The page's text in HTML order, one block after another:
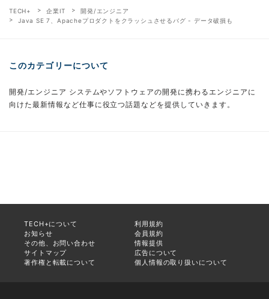
TECH+ 企業IT
開発/エンジニア
Java SE 7、Apacheプロダクトをクラッシュさせるバグ - データ破損も
このカテゴリーについて
開発/エンジニア システムやソフトウェアの開発に携わるエンジニアに
向けた最新情報など仕事に役立つ話題などを提供していきます。
TECH+について
利用規約
お知らせ
会員規約
その他、お問い合わせ
情報提供
サイトマップ
広告について
著作権と転載について
個人情報の取り扱いについて